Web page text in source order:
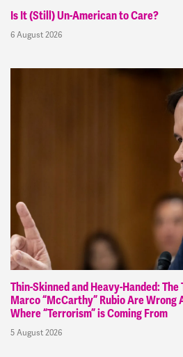
Is It (Still) Un-American to Care?
6 August 2026
Thin-Skinned and Heavy-Handed:
Marco “McCarthy” Rubio Are Wrong
Where “Terrorism” is Coming From
5 August 2026